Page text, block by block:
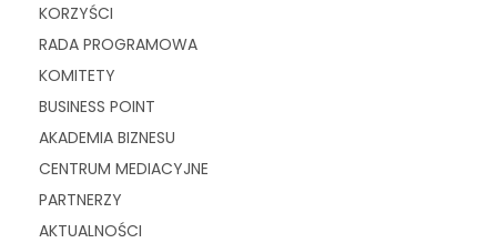
KORZYŚCI
RADA PROGRAMOWA
KOMITETY
BUSINESS POINT
AKADEMIA BIZNESU
CENTRUM MEDIACYJNE
PARTNERZY
AKTUALNOŚCI